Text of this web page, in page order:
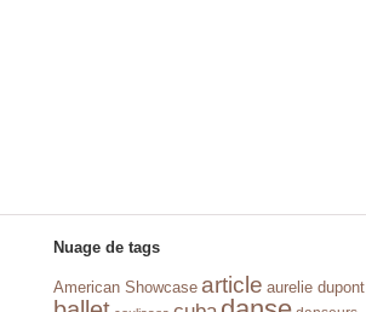
Nuage de tags
American Showcase article aurelie dupont